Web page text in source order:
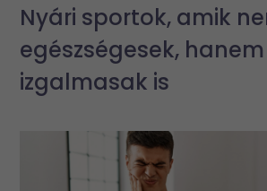
Nyári sportok, amik
egészségesek, hanem
izgalmasak is